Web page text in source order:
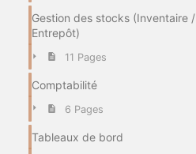
Gestion des stocks (Inventaire /
Entrepôt)
11 Pages
Comptabilité
6 Pages
Tableaux de bord